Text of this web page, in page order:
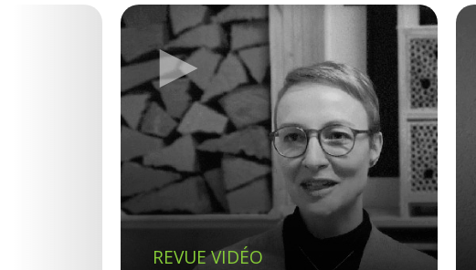
►
REVUE VIDÉO